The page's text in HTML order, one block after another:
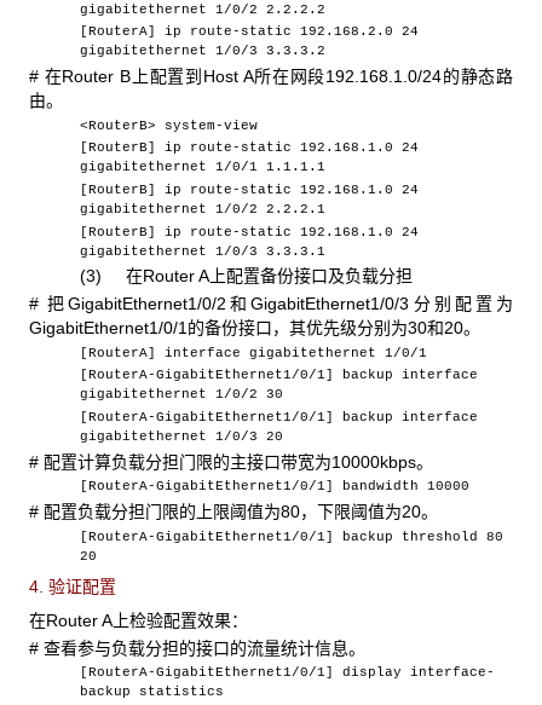
gigabitethernet 1/0/2 2.2.2.2
[RouterA] ip route-static 192.168.2.0 24
gigabitethernet 1/0/3 3.3.3.2
# 在Router B上配置到Host A所在网段192.168.1.0/24的静态路
由。
<RouterB> system-view
[RouterB] ip route-static 192.168.1.0 24
gigabitethernet 1/0/1 1.1.1.1
[RouterB] ip route-static 192.168.1.0 24
gigabitethernet 1/0/2 2.2.2.1
[RouterB] ip route-static 192.168.1.0 24
gigabitethernet 1/0/3 3.3.3.1
(3) 在Router A上配置备份接口及负载分担
# 把GigabitEthernet1/0/2和GigabitEthernet1/0/3分别配置为
GigabitEthernet1/0/1的备份接口，其优先级分别为30和20。
[RouterA] interface gigabitethernet 1/0/1
[RouterA-GigabitEthernet1/0/1] backup interface
gigabitethernet 1/0/2 30
[RouterA-GigabitEthernet1/0/1] backup interface
gigabitethernet 1/0/3 20
# 配置计算负载分担门限的主接口带宽为10000kbps。
[RouterA-GigabitEthernet1/0/1] bandwidth 10000
# 配置负载分担门限的上限阈值为80，下限阈值为20。
[RouterA-GigabitEthernet1/0/1] backup threshold 80
20
4. 验证配置
在Router A上检验配置效果：
# 查看参与负载分担的接口的流量统计信息。
[RouterA-GigabitEthernet1/0/1] display interface-
backup statistics